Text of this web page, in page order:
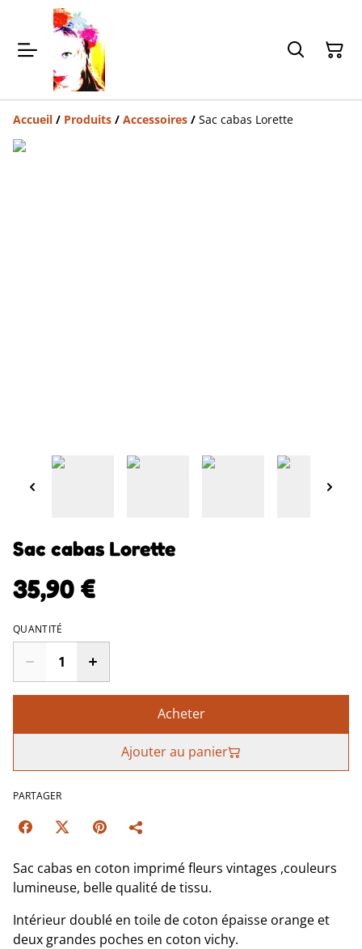
Accueil / Produits / Accessoires / Sac cabas Lorette
Sac cabas Lorette
35,90 €
QUANTITÉ
Acheter
Ajouter au panier
PARTAGER
Sac cabas en coton imprimé fleurs vintages ,couleurs
lumineuse, belle qualité de tissu.
Intérieur doublé en toile de coton épaisse orange et
deux grandes poches en coton vichy.